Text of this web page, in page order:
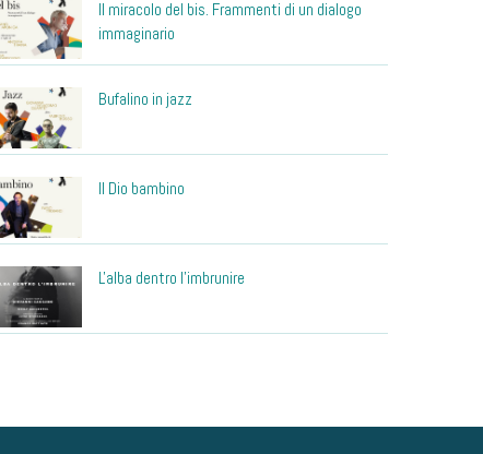
Il miracolo del bis. Frammenti di un dialogo
immaginario
Bufalino in jazz
Il Dio bambino
L'alba dentro l'imbrunire